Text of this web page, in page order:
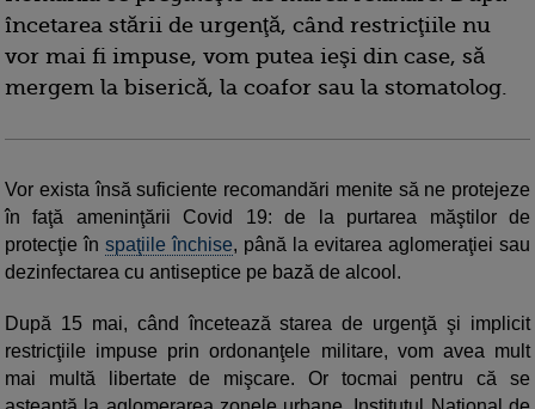
încetarea stării de urgenţă, când restricţiile nu
vor mai fi impuse, vom putea ieşi din case, să
mergem la biserică, la coafor sau la stomatolog.
Vor exista însă suficiente recomandări menite să ne protejeze
în faţă ameninţării Covid 19: de la purtarea măştilor de
protecţie în spaţiile închise, până la evitarea aglomeraţiei sau
dezinfectarea cu antiseptice pe bază de alcool.
După 15 mai, când încetează starea de urgenţă şi implicit
restricţiile impuse prin ordonanţele militare, vom avea mult
mai multă libertate de mişcare. Or tocmai pentru că se